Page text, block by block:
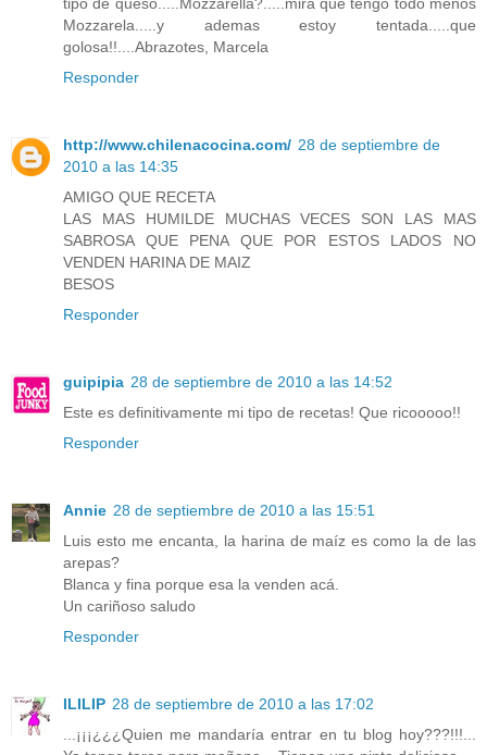
Mozzarela.....y ademas estoy tentada.....que
golosa!!....Abrazotes, Marcela
Responder
http://www.chilenacocina.com/ 28 de septiembre de
2010 a las 14:35
AMIGO QUE RECETA
LAS MAS HUMILDE MUCHAS VECES SON LAS MAS
SABROSA QUE PENA QUE POR ESTOS LADOS NO
VENDEN HARINA DE MAIZ
BESOS
Responder
guipipia 28 de septiembre de 2010 a las 14:52
Este es definitivamente mi tipo de recetas! Que ricooooo!!
Responder
Annie 28 de septiembre de 2010 a las 15:51
Luis esto me encanta, la harina de maíz es como la de las
arepas?
Blanca y fina porque esa la venden acá.
Un cariñoso saludo
Responder
ILILIP 28 de septiembre de 2010 a las 17:02
...¡¡¡¿¿¿Quien me mandaría entrar en tu blog hoy???!!!...